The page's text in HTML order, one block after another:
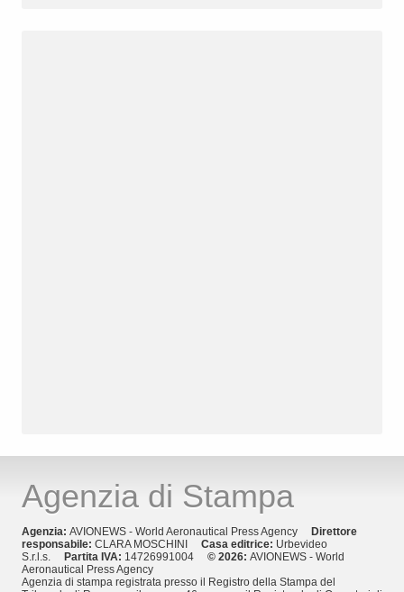
Agenzia di Stampa
Agenzia: AVIONEWS - World Aeronautical Press Agency Direttore
responsabile: CLARA MOSCHINI Casa editrice: Urbevideo
S.r.l.s. Partita IVA: 14726991004 © 2026: AVIONEWS - World
Aeronautical Press Agency
Agenzia di stampa registrata presso il Registro della Stampa del